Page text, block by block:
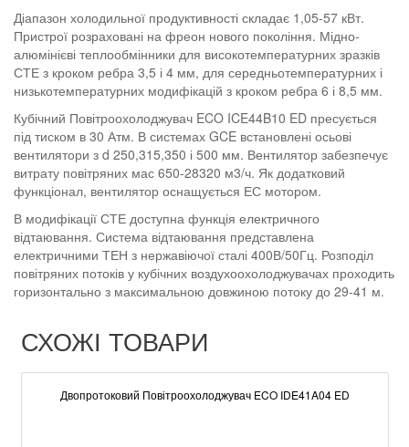
Діапазон холодильної продуктивності складає 1,05-57 кВт.
Пристрої розраховані на фреон нового покоління. Мідно-
алюмінієві теплообмінники для високотемпературних зразків
СТЕ з кроком ребра 3,5 і 4 мм, для середньотемпературних і
низькотемпературних модифікацій з кроком ребра 6 і 8,5 мм.
Кубічний Повітроохолоджувач ECO ICE44B10 ED пресується
під тиском в 30 Атм. В системах GCE встановлені осьові
вентилятори з d 250,315,350 і 500 мм. Вентилятор забезпечує
витрату повітряних мас 650-28320 м3/ч. Як додатковий
функціонал, вентилятор оснащується ЕС мотором.
В модифікації СТЕ доступна функція електричного
відтаювання. Система відтаювання представлена
електричними ТЕН з нержавіючої сталі 400В/50Гц. Розподіл
повітряних потоків у кубічних воздухоохолоджувачах проходить
горизонтально з максимальною довжиною потоку до 29-41 м.
СХОЖІ ТОВАРИ
Двопротоковий Повітроохолоджувач ECO IDE41A04 ED